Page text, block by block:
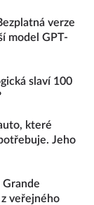
verze
model GPT-
slaví 100
které
Jeho
Grande
veřejného